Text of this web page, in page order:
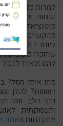
למרות כל מיני
ופגועי נפש הם
פוטנציאל,
מהקשיים שעימם
ליותר בולטות
שהוכרו כנכים על
להם זכאות לקבל
מהו אותו הסל?
השונות? להלן
דרך הלב. זוהי
ותעסוקתית
מתקדמות ונאמני